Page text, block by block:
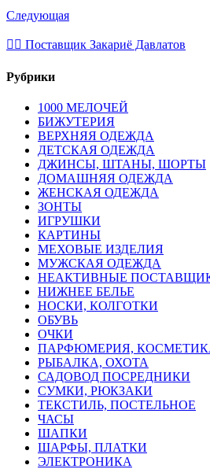
Следующая
💁‍♂ Поставщик Закариё Давлатов
Рубрики
1000 МЕЛОЧЕЙ
БИЖУТЕРИЯ
ВЕРХНЯЯ ОДЕЖДА
ДЕТСКАЯ ОДЕЖДА
ДЖИНСЫ, ШТАНЫ, ШОРТЫ
ДОМАШНЯЯ ОДЕЖДА
ЖЕНСКАЯ ОДЕЖДА
ЗОНТЫ
ИГРУШКИ
КАРТИНЫ
МЕХОВЫЕ ИЗДЕЛИЯ
МУЖСКАЯ ОДЕЖДА
НЕАКТИВНЫЕ
НИЖНЕЕ БЕЛЬЕ
НОСКИ, КОЛГОТКИ
ОБУВЬ
ОЧКИ
ПАРФЮМЕРИЯ,
РЫБАЛКА, ОХОТА
САДОВОД ПОСРЕДНИКИ
СУМКИ, РЮКЗАКИ
ТЕКСТИЛЬ, ПОСТЕЛЬНОЕ
ЧАСЫ
ШАПКИ
ШАРФЫ, ПЛАТКИ
ЭЛЕКТРОНИКА